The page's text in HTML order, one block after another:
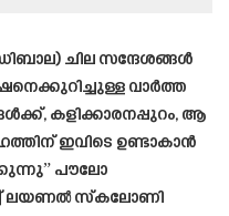
ചില സന്ദേശങ്ങൾ
വാർത്ത
കളിക്കാരനപ്പുറം, ആ
ഇവിടെ ഉണ്ടാകാൻ
പൗലോ
ലയണൽ സ്കലോണി